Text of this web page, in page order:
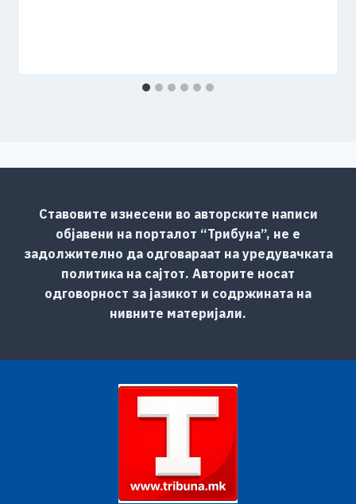
Ставовите изнесени во авторските написи
објавени на порталот “Трибуна”, не е
задолжително да одговараат на уредувачката
политика на сајтот. Авторите носат
одговорност за јазикот и содржината на
нивните материјали.